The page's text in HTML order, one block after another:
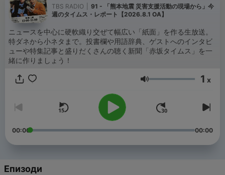
TBS RADIO
91 - 「熊本地震 災害支援活動の現場から」今
週のタイムス・レポート【2026.8.1 OA】
ニュースを中心に硬軟織り交ぜて幅広い「紙面」を作る生放送。
特ダネから小ネタまで。投書欄や用語辞典、ゲストへのインタビ
ューや特集記事と盛りだくさんの聴く新聞「赤坂タイムス」を一
緒に作りましょう！
Сила на звука
1 x
00:00 00:00
Епизоди